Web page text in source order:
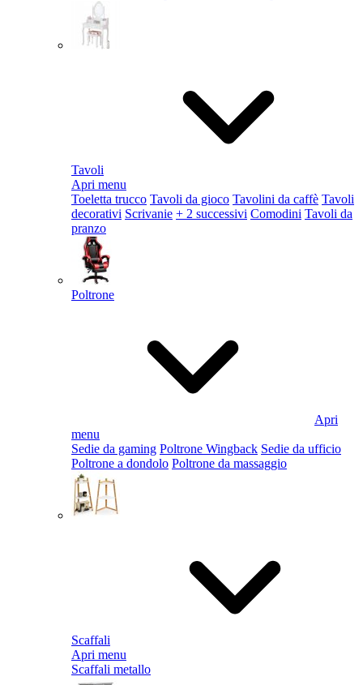
Tavoli
Apri menu
Toeletta trucco Tavoli da gioco Tavolini da caffè Tavoli
decorativi Scrivanie + 2 successivi Comodini Tavoli da
pranzo
Poltrone
Apri
menu
Sedie da gaming Poltrone Wingback Sedie da ufficio
Poltrone a dondolo Poltrone da massaggio
Scaffali
Apri menu
Scaffali metallo